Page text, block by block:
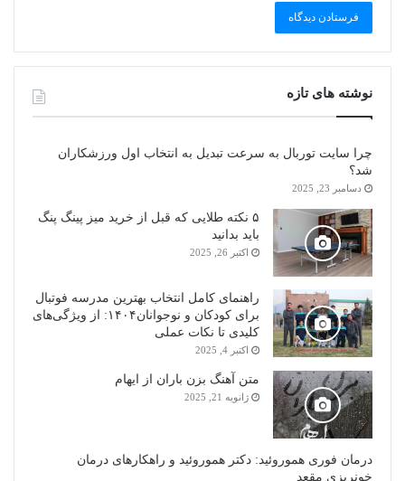
نوشته های تازه
چرا سایت توربال به ‌سرعت تبدیل به انتخاب اول ورزشکاران
شد؟
دسامبر 23, 2025
۵ نکته طلایی که قبل از خرید میز پینگ پنگ
باید بدانید
اکتبر 26, 2025
راهنمای کامل انتخاب بهترین مدرسه فوتبال
برای کودکان و نوجوانان۱۴۰۴: از ویژگی‌های
کلیدی تا نکات عملی
اکتبر 4, 2025
متن آهنگ بزن باران از ایهام
ژانویه 21, 2025
درمان فوری هموروئید: دکتر هموروئید و راهکارهای درمان
خونریزی مقعد